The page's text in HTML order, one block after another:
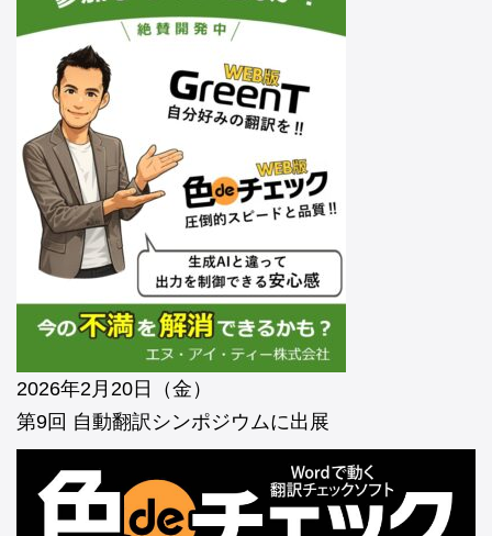
2026年2月20日（金）
第9回 自動翻訳シンポジウムに出展